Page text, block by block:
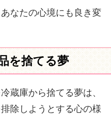
なたの心境にも良き変
を捨てる夢
蔵庫から捨てる夢は、
除しようとする心の様